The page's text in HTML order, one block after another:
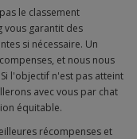
le classement
vous garantit des
si nécessaire. Un
et nous nous
l'objectif n'est pas atteint
avec vous par chat
équitable.
récompenses et